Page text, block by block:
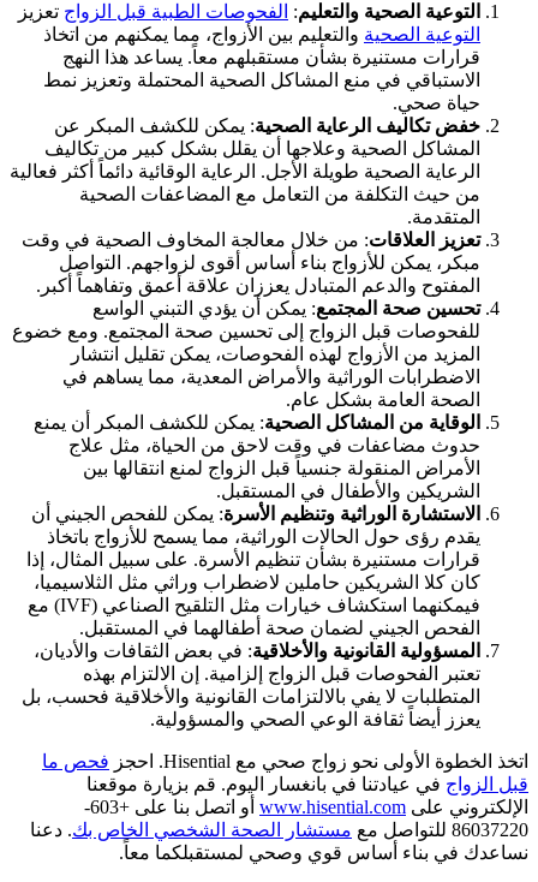
التوعية الصحية والتعليم: الفحوصات الطبية قبل الزواج تعزيز
التوعية الصحية والتعليم بين الأزواج، مما يمكنهم من اتخاذ
قرارات مستنيرة بشأن مستقبلهم معاً. يساعد هذا النهج
الاستباقي في منع المشاكل الصحية المحتملة وتعزيز نمط
حياة صحي.
خفض تكاليف الرعاية الصحية: يمكن للكشف المبكر عن
المشاكل الصحية وعلاجها أن يقلل بشكل كبير من تكاليف
الرعاية الصحية طويلة الأجل. الرعاية الوقائية دائماً أكثر فعالية
من حيث التكلفة من التعامل مع المضاعفات الصحية
المتقدمة.
تعزيز العلاقات: من خلال معالجة المخاوف الصحية في وقت
مبكر، يمكن للأزواج بناء أساس أقوى لزواجهم. التواصل
المفتوح والدعم المتبادل يعززان علاقة أعمق وتفاهماً أكبر.
تحسين صحة المجتمع: يمكن أن يؤدي التبني الواسع
للفحوصات قبل الزواج إلى تحسين صحة المجتمع. ومع خضوع
المزيد من الأزواج لهذه الفحوصات، يمكن تقليل انتشار
الاضطرابات الوراثية والأمراض المعدية، مما يساهم في
الصحة العامة بشكل عام.
الوقاية من المشاكل الصحية: يمكن للكشف المبكر أن يمنع
حدوث مضاعفات في وقت لاحق من الحياة، مثل علاج
الأمراض المنقولة جنسياً قبل الزواج لمنع انتقالها بين
الشريكين والأطفال في المستقبل.
الاستشارة الوراثية وتنظيم الأسرة: يمكن للفحص الجيني أن
يقدم رؤى حول الحالات الوراثية، مما يسمح للأزواج باتخاذ
قرارات مستنيرة بشأن تنظيم الأسرة. على سبيل المثال، إذا
كان كلا الشريكين حاملين لاضطراب وراثي مثل الثلاسيميا،
فيمكنهما استكشاف خيارات مثل التلقيح الصناعي (IVF) مع
الفحص الجيني لضمان صحة أطفالهما في المستقبل.
المسؤولية القانونية والأخلاقية: في بعض الثقافات والأديان،
تعتبر الفحوصات قبل الزواج إلزامية. إن الالتزام بهذه
المتطلبات لا يفي بالالتزامات القانونية والأخلاقية فحسب، بل
يعزز أيضاً ثقافة الوعي الصحي والمسؤولية.
اتخذ الخطوة الأولى نحو زواج صحي مع Hisential. احجز
فحص ما
قبل الزواج في عيادتنا في بانغسار اليوم. قم بزيارة موقعنا
الإلكتروني على www.hisential.com
أو اتصل بنا على +603-
86037220 للتواصل مع
مستشار الصحة الشخصي الخاص بك. دعنا
نساعدك في بناء أساس قوي وصحي لمستقبلكما معاً.